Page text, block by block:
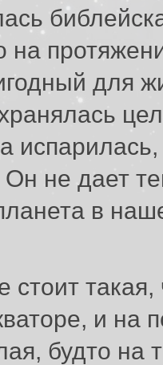
на
для
Он не дает
в
и на
будто на